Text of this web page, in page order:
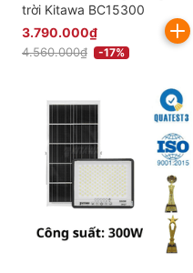
trời Kitawa BC15300
3.790.000₫
4.560.000₫ -17%